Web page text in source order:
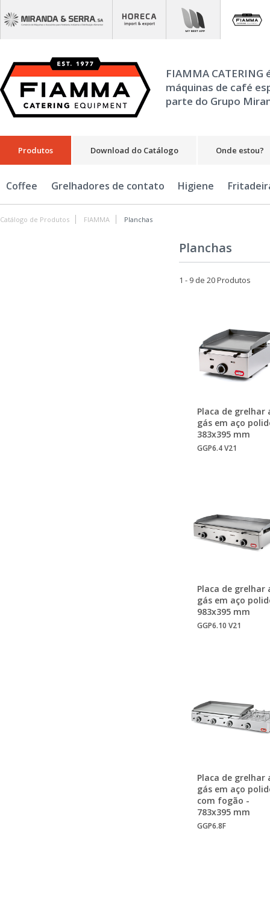
FIAMMA
máquinas de café
parte do Grupo
Produtos Download do Catálogo Onde estou?
Coffee Grelhadores de contato Higiene
Catálogo de Produtos FIAMMA Planchas
Planchas
1 - 9 de 20 Produtos
Placa de grelhar
gás em aço
383x395 mm
GGP6.4 V21
Placa de grelhar
gás em aço
983x395 mm
GGP6.10 V21
Placa de grelhar
gás em aço
com fogão -
783x395 mm
GGP6.8F